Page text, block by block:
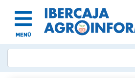
MENÚ